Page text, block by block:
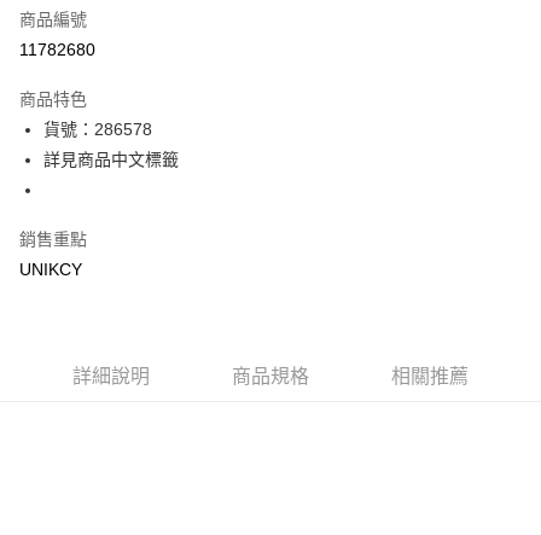
信用卡一次付款
LINE Pay
Apple Pay
商品編號
11782680
商品特色
貨號：286578
詳見商品中文標籤
銷售重點
UNIKCY
詳細說明 商品規格 相關推薦